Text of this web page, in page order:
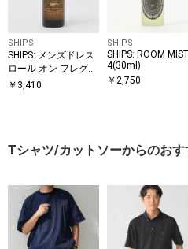
SHIPS
SHIPS: メンズドレス
ロール オン フレグラ
ンス N°4
￥ 3,410
SHIPS
SHIPS: ROOM
4(30ml)
￥2,750
Tシャツ/カットソーからのおす